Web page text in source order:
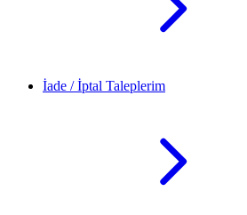
İade / İptal Taleplerim